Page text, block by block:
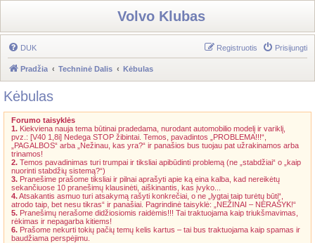
Volvo Klubas
DUK Prisijungti
Registruotis
Pradžia Techninė Dalis Kėbulas
Kėbulas
Forumo taisyklės
1. Kiekviena nauja tema būtinai pradedama, nurodant automobilio modelį ir variklį,
pvz.: [V40 1,8i] Nedega STOP žibintai. Temos, pavadintos „PROBLEMA!!!“,
„PAGALBOS“ arba „Nežinau, kas yra?“ ir panašios bus tuojau pat užrakinamos arba
trinamos!
2. Temos pavadinimas turi trumpai ir tiksliai apibūdinti problemą (ne „stabdžiai“ o „kaip
nuorinti stabdžių sistemą?“)
3. Pranešime prašome tiksliai ir pilnai aprašyti apie ką eina kalba, kad nereikėtų
sekančiuose 10 pranešimų klausinėti, aiškinantis, kas įvyko...
4.Atsakantis asmuo turi atsakymą rašyti konkrečiai, o ne „lygtai taip turėtų būti“,
atrodo taip, bet nesu tikras“ ir panašiai. Pagrindinė taisyklė: „NEŽINAI – NERAŠYK!“
5. Pranešimų nerašome didžiosiomis raidėmis!!! Tai traktuojama kaip triukšmavimas,
rėkimas ir nepagarba kitiems!
6. Prašome nekurti tokių pačių temų kelis kartus – tai bus traktuojama kaip spamas ir
baudžiama perspėjimu.